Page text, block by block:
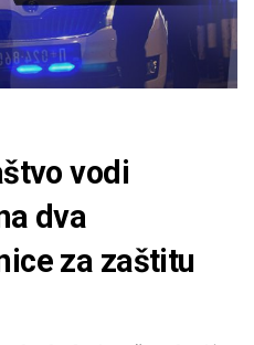
vodi
dva
za zaštitu